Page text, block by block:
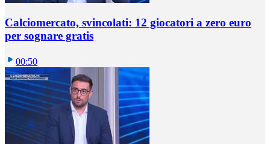
Calciomercato, svincolati: 12 giocatori a zero euro
per sognare gratis
00:50